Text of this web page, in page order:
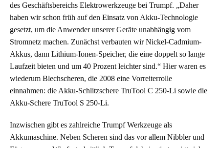
des Geschäftsbereichs Elektrowerkzeuge bei Trumpf. „Daher
haben wir schon früh auf den Einsatz von Akku-Technologie
gesetzt, um die Anwender unserer Geräte unabhängig vom
Stromnetz machen. Zunächst verbauten wir Nickel-Cadmium-
Akkus, dann Lithium-Ionen-Speicher, die eine doppelt so lange
Laufzeit bieten und um 40 Prozent leichter sind.“ Hier waren es
wiederum Blechscheren, die 2008 eine Vorreiterrolle
einnahmen: die Akku-Schlitzschere TruTool C 250-Li sowie die
Akku-Schere TruTool S 250-Li.
Inzwischen gibt es zahlreiche Trumpf Werkzeuge als
Akkumaschine. Neben Scheren sind das vor allem Nibbler und